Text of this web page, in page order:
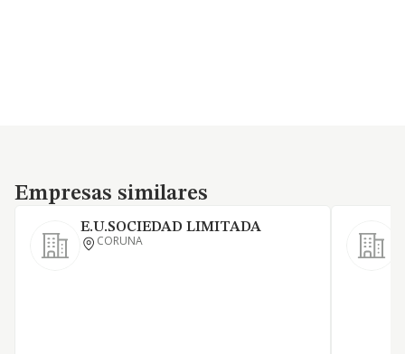
Empresas similares
Empresas similares
E.U.SOCIEDAD LIMITADA
CORUNA